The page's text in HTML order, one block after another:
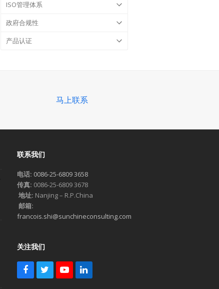
ISO管理体系
政府合规性
产品认证
马上联系
联系我们
电话: 0086-25-6809 3658
传真: 0086-25-6809 3678
地址: Nanjing – R.P.China
邮箱:
francois.shi@sunchineconsulting.com
关注我们
F T Y L